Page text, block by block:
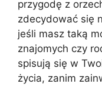
przygodę z
zdecydować się
jeśli masz taką
znajomych czy
spisują się w
życia, zanim